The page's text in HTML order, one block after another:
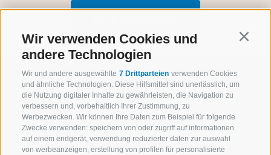
Wir verwenden Cookies und
andere Technologien
Wir und andere ausgewählte 7 Drittparteien verwenden Cookies
und ähnliche Technologien. Diese Hilfsmittel sind unerlässlich, um
die Nutzung digitaler Inhalte zu gewährleisten, die Navigation zu
verbessern und, vorbehaltlich Ihrer Zustimmung, zu
Werbezwecken. Wir können Ihre Daten zum Beispiel für folgende
Zwecke verwenden: speichern von oder zugriff auf informationen
auf einem endgerät, verwendung reduzierter daten zur auswahl
von werbeanzeigen, erstellung von profilen für personalisierte